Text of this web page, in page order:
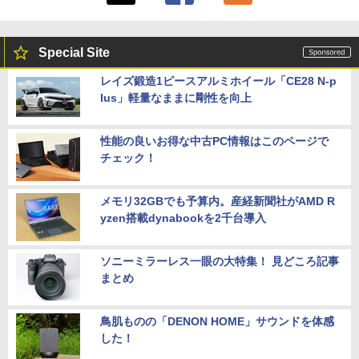
Special Site
レイズ鍛造1ピースアルミホイール「CE28 N-p
lus」軽量なままに剛性を向上
性能の良いお得な中古PC情報はこのページで
チェック！
メモリ32GBでも予算内。産経新聞社がAMD R
yzen搭載dynabookを2千台導入
ソニーミラーレス一眼の大特集！ 見どころ記事
まとめ
鳥肌ものの「DENON HOME」サウンドを体感
した！